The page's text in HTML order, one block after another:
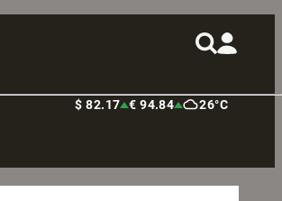
$ 82.17 € 94.84 26°C